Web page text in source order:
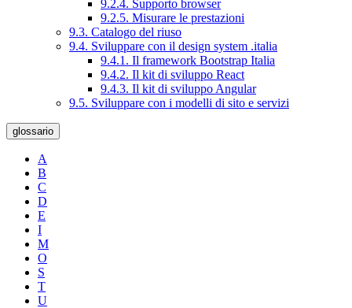
9.2.4. Supporto browser
9.2.5. Misurare le prestazioni
9.3. Catalogo del riuso
9.4. Sviluppare con il design system .italia
9.4.1. Il framework Bootstrap Italia
9.4.2. Il kit di sviluppo React
9.4.3. Il kit di sviluppo Angular
9.5. Sviluppare con i modelli di sito e servizi
glossario
A
B
C
D
E
I
M
O
S
T
U